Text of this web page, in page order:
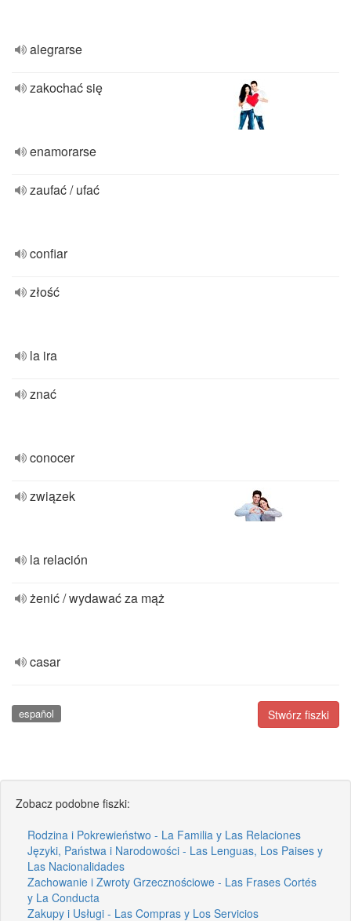
alegrarse
zakochać się
enamorarse
zaufać / ufać
confiar
złość
la ira
znać
conocer
związek
la relación
żenić / wydawać za mąż
casar
Stwórz fiszki
español
Zobacz podobne fiszki:
Rodzina i Pokrewieństwo - La Familia y Las Relaciones
Języki, Państwa i Narodowości - Las Lenguas, Los Paises y
Las Nacionalidades
Zachowanie i Zwroty Grzecznościowe - Las Frases Cortés
y La Conducta
Zakupy i Usługi - Las Compras y Los Servicios